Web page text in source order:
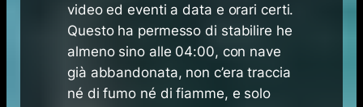
video ed eventi a data e orari certi.
Questo ha permesso di stabilire he
almeno sino alle 04:00, con nave
già abbandonata, non c’era traccia
né di fumo né di fiamme, e solo